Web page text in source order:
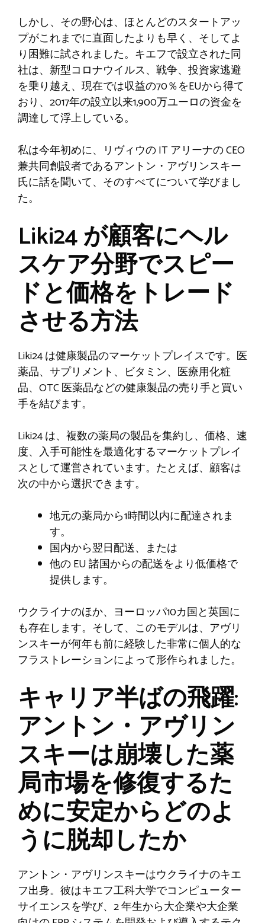
しかし、その野心は、ほとんどのスタートアッ
プがこれまでに直面したよりも早く、そしてよ
り困難に試されました。キエフで設立された同
社は、新型コロナウイルス、戦争、投資家逃避
を乗り越え、現在では収益の70％をEUから得て
おり、2017年の設立以来1,900万ユーロの資金を
調達して浮上している。
私は今年初めに、リヴィウの IT アリーナの CEO
兼共同創設者であるアントン・アヴリンスキー
氏に話を聞いて、そのすべてについて学びまし
た。
Liki24 が顧客にヘル
スケア分野でスピー
ドと価格をトレード
させる方法
Liki24 は健康製品のマーケットプレイスです。医
薬品、サプリメント、ビタミン、医療用化粧
品、OTC 医薬品などの健康製品の売り手と買い
手を結びます。
Liki24 は、複数の薬局の製品を集約し、価格、速
度、入手可能性を最適化するマーケットプレイ
スとして運営されています。たとえば、顧客は
次の中から選択できます。
地元の薬局から1時間以内に配達されま
す。
国内から翌日配送、または
他の EU 諸国からの配送をより低価格で
提供します。
ウクライナのほか、ヨーロッパ10カ国と英国に
も存在します。そして、このモデルは、アヴリ
ンスキーが何年も前に経験した非常に個人的な
フラストレーションによって形作られました。
キャリア半ばの飛躍:
アントン・アヴリン
スキーは崩壊した薬
局市場を修復するた
めに安定からどのよ
うに脱却したか
アントン・アヴリンスキーはウクライナのキエ
フ出身。彼はキエフ工科大学でコンピューター
サイエンスを学び、2 年生から大企業や大企業